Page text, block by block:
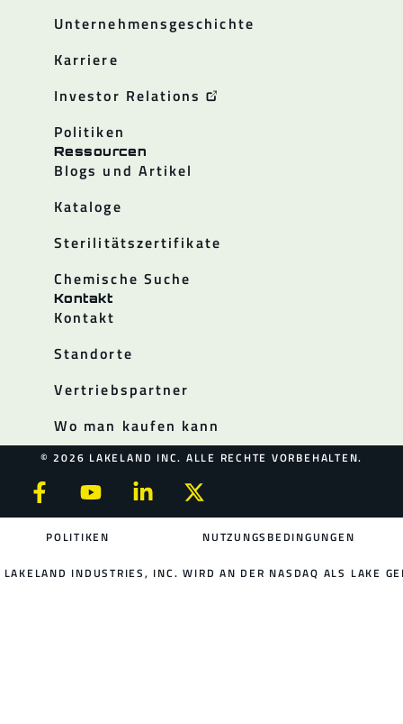
Unternehmensgeschichte
Karriere
Investor Relations
Politiken
Ressourcen
Blogs und Artikel
Kataloge
Sterilitätszertifikate
Chemische Suche
Kontakt
Kontakt
Standorte
Vertriebspartner
Wo man kaufen kann
© 2026 LAKELAND INC. ALLE RECHTE VORBEHALTEN.
POLITIKEN NUTZUNGSBEDINGUNGEN
LAKELAND INDUSTRIES, INC. WIRD AN DER NASDAQ ALS LAKE